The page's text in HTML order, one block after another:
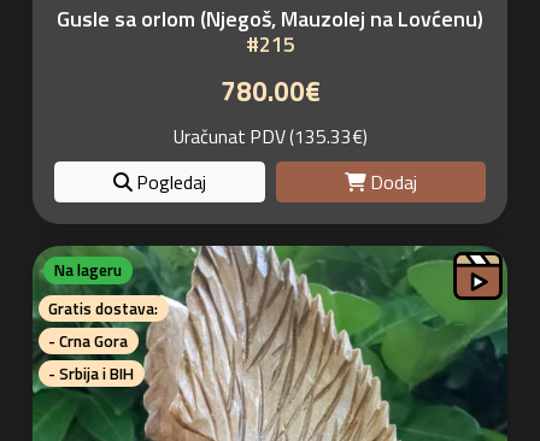
Gusle sa orlom (Njegoš, Mauzolej na Lovćenu)
#215
780.00€
Uračunat PDV (135.33€)
Pogledaj
Dodaj
Na lageru
Gratis dostava:
- Crna Gora
- Srbija i BIH